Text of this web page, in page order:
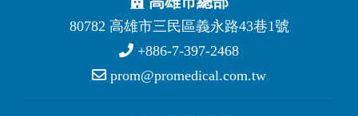
80782 高雄市三民區義永路43巷1號
+886-7-397-2468
prom@promedical.com.tw